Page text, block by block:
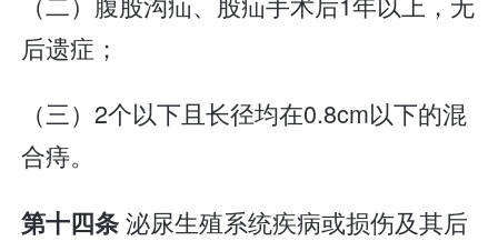
后遗症；
（三）2个以下且长径均在0.8cm以下的混
合痔。
第十四条泌尿生殖系统疾病或损伤及其后